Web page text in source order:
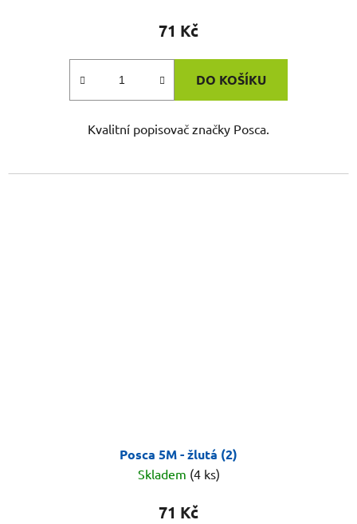
71 Kč
DO KOŠÍKU
Kvalitní popisovač značky Posca.
Posca 5M - žlutá (2)
Skladem (4 ks)
71 Kč